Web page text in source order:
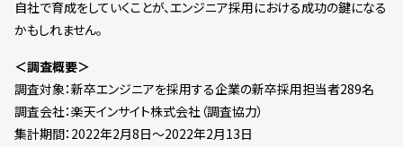
自社で育成をしていくことが、エンジニア採用における成功の鍵になる
かもしれません。
＜調査概要＞
調査対象：新卒エンジニアを採用する企業の新卒採用担当者289名
調査会社：楽天インサイト株式会社（調査協力）
集計期間：2022年2月8日～2022年2月13日